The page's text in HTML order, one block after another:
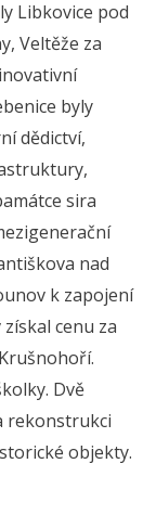
Libkovice pod
Veltěže za
byly
dědictví,
sira
nad
k zapojení
cenu za
Dvě
rekonstrukci
objekty.